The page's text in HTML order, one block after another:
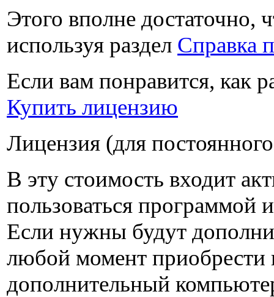
Этого вполне достаточно,
используя раздел Справка
Если вам понравится, как
Купить лицензию
Лицензия (для
В эту стоимость входит
пользоваться программой
Если нужны будут
любой момент
дополнительный